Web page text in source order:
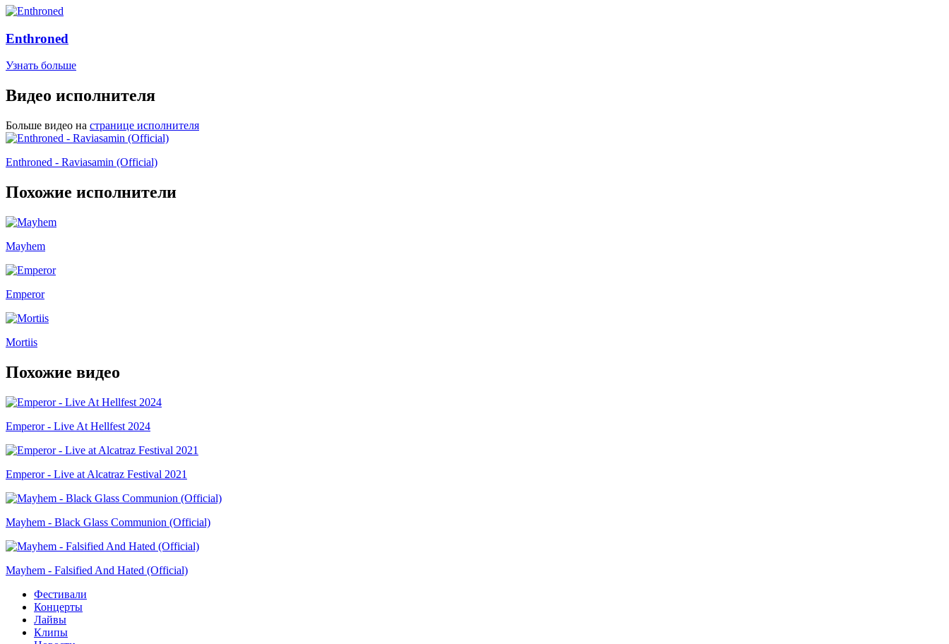
Enthroned
Узнать больше
Видео исполнителя
Больше видео на странице исполнителя
Enthroned - Raviasamin (Official)
Похожие исполнители
Mayhem
Emperor
Mortiis
Похожие видео
Emperor - Live At Hellfest 2024
Emperor - Live at Alcatraz Festival 2021
Mayhem - Black Glass Communion (Official)
Mayhem - Falsified And Hated (Official)
Фестивали
Концерты
Лайвы
Клипы